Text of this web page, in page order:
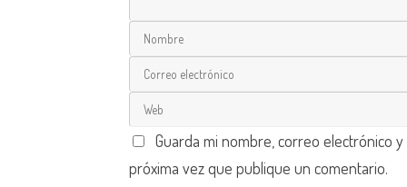
Guarda mi nombre, correo electrónico
próxima vez que publique un comentario.